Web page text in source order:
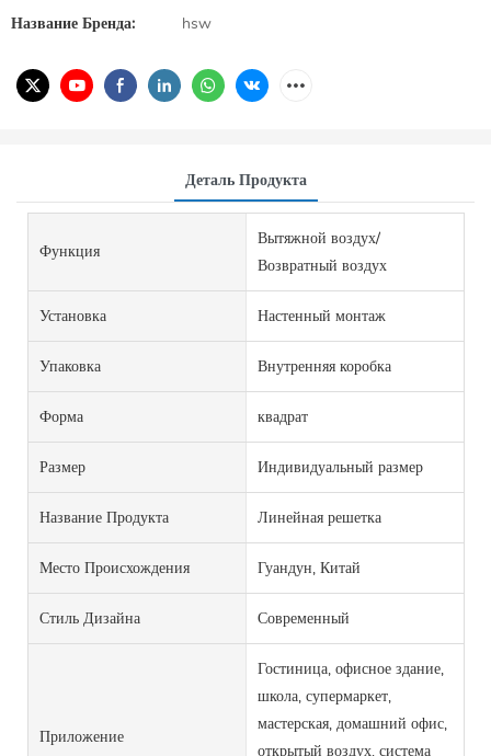
Название Бренда:
hsw
Деталь Продукта
Функция
Вытяжной воздух/
Возвратный воздух
Установка Настенный монтаж
Упаковка Внутренняя коробка
Форма квадрат
Размер Индивидуальный размер
Название Продукта Линейная решетка
Место Происхождения Гуандун, Китай
Стиль Дизайна Современный
Приложение
Гостиница, офисное здание,
школа, супермаркет,
мастерская, домашний офис,
открытый воздух, система